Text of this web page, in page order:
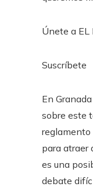
Únete a EL
Suscríbete
En
sobre este
reglamento
para atraer
es una
debate